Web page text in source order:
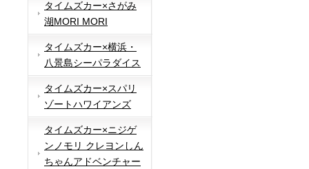
タイムズカー×さがみ
湖MORI MORI
タイムズカー×横浜・
八景島シーパラダイス
タイムズカー×スパリ
ゾートハワイアンズ
タイムズカー×ニジゲ
ンノモリ クレヨンしん
ちゃんアドベンチャー